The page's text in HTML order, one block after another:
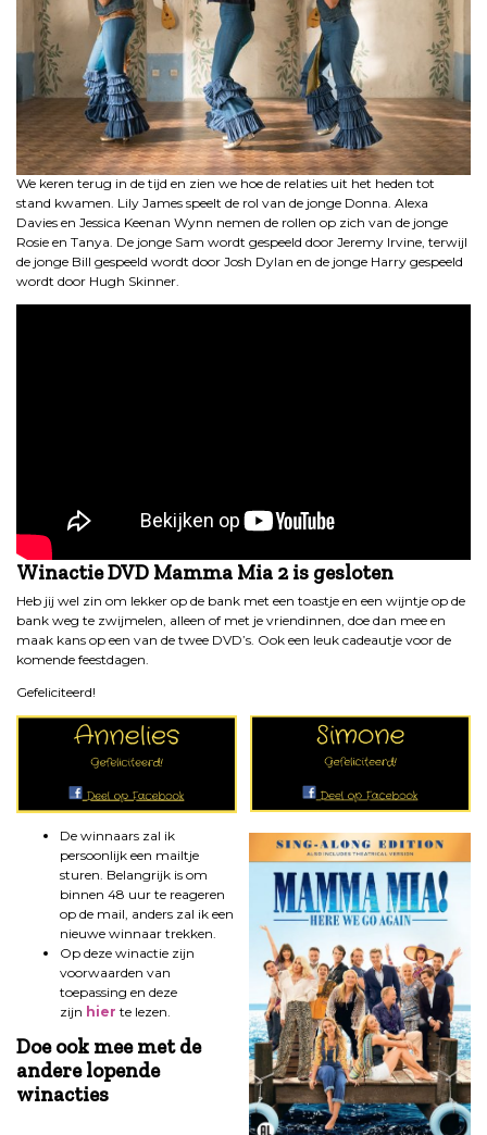
We keren terug in de tijd en zien we hoe de relaties uit het heden tot
stand kwamen. Lily James speelt de rol van de jonge Donna. Alexa
Davies en Jessica Keenan Wynn nemen de rollen op zich van de jonge
Rosie en Tanya. De jonge Sam wordt gespeeld door Jeremy Irvine, terwijl
de jonge Bill gespeeld wordt door Josh Dylan en de jonge Harry gespeeld
wordt door Hugh Skinner.
Winactie DVD Mamma Mia 2 is gesloten
Heb jij wel zin om lekker op de bank met een toastje en een wijntje op de
bank weg te zwijmelen, alleen of met je vriendinnen, doe dan mee en
maak kans op een van de twee DVD’s. Ook een leuk cadeautje voor de
komende feestdagen.
Gefeliciteerd!
De winnaars zal ik
persoonlijk een mailtje
sturen. Belangrijk is om
binnen 48 uur te reageren
op de mail, anders zal ik een
nieuwe winnaar trekken.
Op deze winactie zijn
voorwaarden van
toepassing en deze
zijn hier te lezen.
Doe ook mee met de
andere lopende
winacties